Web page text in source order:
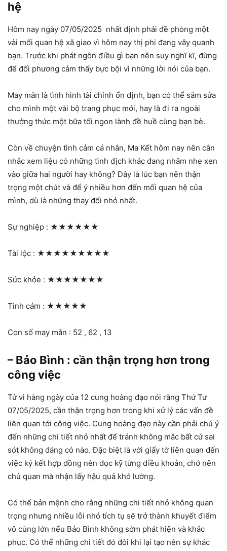
hệ
Hôm nay ngày 07/05/2025 nhất định phải đề phòng một
vài mối quan hệ xã giao vì hôm nay thị phi đang vây quanh
bạn. Trước khi phát ngôn điều gì bạn nên suy nghĩ kĩ, đừng
để đối phương cảm thấy bực bội vì những lời nói của bạn.
May mắn là tình hình tài chính ổn định, bạn có thể sắm sửa
cho mình một vài bộ trang phục mới, hay là đi ra ngoài
thưởng thức một bữa tối ngon lành đề huề cùng bạn bè.
Còn về chuyện tình cảm cá nhân, Ma Kết hôm nay nên cân
nhắc xem liệu có những tình địch khác đang nhăm nhe xen
vào giữa hai người hay không? Đây là lúc bạn nên thận
trọng một chút và để ý nhiều hơn đến mối quan hệ của
mình, dù là những thay đổi nhỏ nhất.
Sự nghiệp : ★★★★★★
Tài lộc : ★★★★★★★★★
Sức khỏe : ★★★★★★★
Tình cảm : ★★★★★
Con số may mắn : 52 , 62 , 13
– Bảo Bình : cần thận trọng hơn trong
công việc
Tử vi hàng ngày của 12 cung hoàng đạo nói rằng Thứ Tư
07/05/2025, cần thận trọng hơn trong khi xử lý các vấn đề
liên quan tới công việc. Cung hoàng đạo này cần phải chú ý
đến những chi tiết nhỏ nhất để tránh không mắc bất cứ sai
sót không đáng có nào. Đặc biệt là với giấy tờ liên quan đến
việc ký kết hợp đồng nên đọc kỹ từng điều khoản, chớ nên
chủ quan mà nhận lấy hậu quả khó lường.
Có thể bản mệnh cho rằng những chi tiết nhỏ không quan
trọng nhưng nhiều lỗi nhỏ tích tụ sẽ trở thành khuyết điểm
vô cùng lớn nếu Bảo Bình không sớm phát hiện và khắc
phục. Có thể những chi tiết đó đôi khi lại tạo nên sự khác